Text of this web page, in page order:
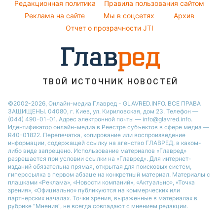
Филипп Киркоров
Елена Зеленская
Кейт Миддлтон
Алла Пугачева
Курс валют
Редакционная политика
Правила пользования сайтом
Реклама на сайте
Мы в соцсетях
Архив
Отчет о прозрачности JTI
ТВОЙ ИСТОЧНИК НОВОСТЕЙ
©2002-2026, Онлайн-медиа Главред - GLAVRED.INFO. ВСЕ ПРАВА
ЗАЩИЩЕНЫ. 04080, г. Киев, ул. Кириловская, дом 23. Телефон —
(044) 490-01-01. Адрес электронной почты — info@glavred.info.
Идентификатор онлайн-медиа в Реестре cубъектов в сфере медиа —
R40-01822. Перепечатка, копирование или воспроизведение
информации, содержащей ссылку на агенство ГЛАВРЕД, в каком-
либо виде запрещено. Использование материалов «Главред»
разрешается при условии ссылки на «Главред». Для интернет-
изданий обязательна прямая, открытая для поисковых систем,
гиперссылка в первом абзаце на конкретный материал. Материалы с
плашками «Реклама», «Новости компаний», «Актуально», «Точка
зрения», «Официально» публикуются на коммерческих или
партнерских началах. Точки зрения, выраженные в материалах в
рубрике "Мнения", не всегда совпадают с мнением редакции.